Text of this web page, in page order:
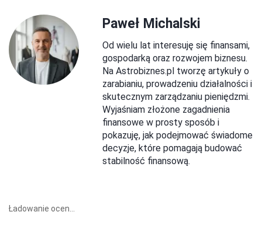
Paweł Michalski
Od wielu lat interesuję się finansami,
gospodarką oraz rozwojem biznesu.
Na Astrobiznes.pl tworzę artykuły o
zarabianiu, prowadzeniu działalności i
skutecznym zarządzaniu pieniędzmi.
Wyjaśniam złożone zagadnienia
finansowe w prosty sposób i
pokazuję, jak podejmować świadome
decyzje, które pomagają budować
stabilność finansową.
Ładowanie ocen...